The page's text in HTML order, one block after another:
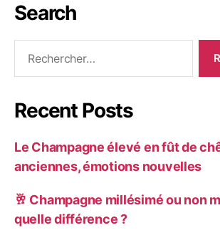
Search
Recent Posts
Le Champagne élevé en fût de
anciennes, émotions nouvelles
🥂 Champagne millésimé ou non
quelle différence ?